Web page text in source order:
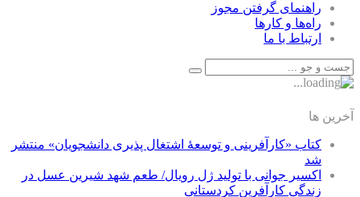
راهنمای گرفتن مجوز
راه‌ها و كارها
ارتباط با ما
آخرین ها
کتاب «کارآفرینی و توسعۀ اشتغال پذیری دانشجویان» منتشر
شد
اکسیر جوانی با تولید ژل رویال/ طعم شهد شیرین عسل‌ در
زندگی کارآفرین کردستانی